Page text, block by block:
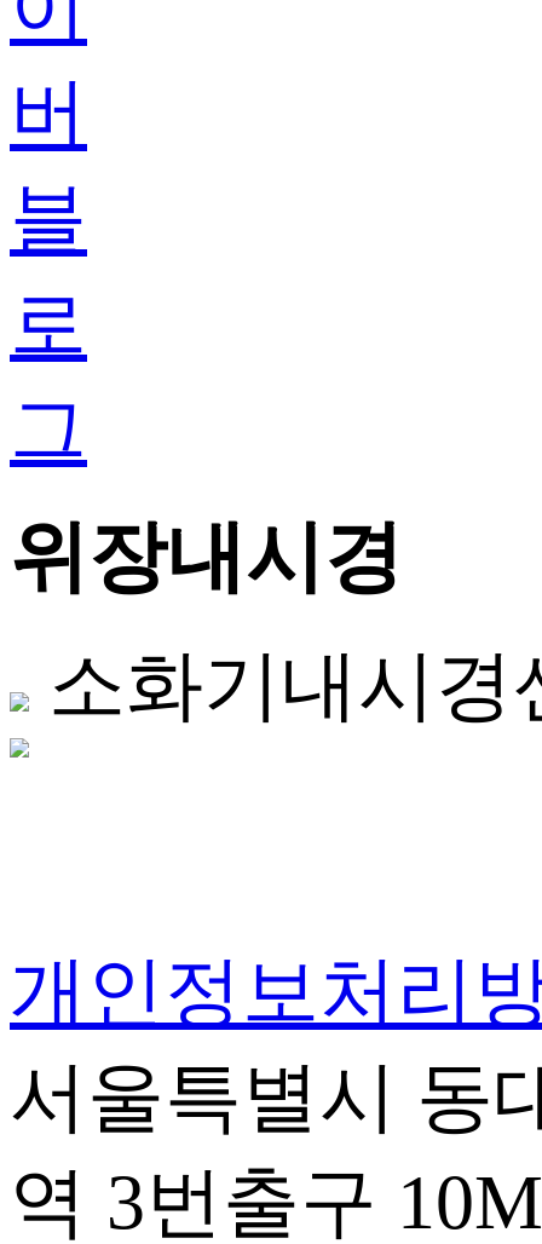
위장내시경
소화기내시경
개인정보처리
서울특별시 동
역 3번출구